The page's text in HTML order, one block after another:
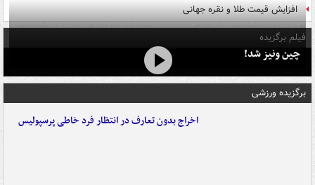
افزایش قیمت طلا و نقره جهانی
فیلم برگزیده
چین ونیز شد!
برگزیده ورزشی
اخراج بدون تعارف در انتظار فرد خاطی پرسپولیس